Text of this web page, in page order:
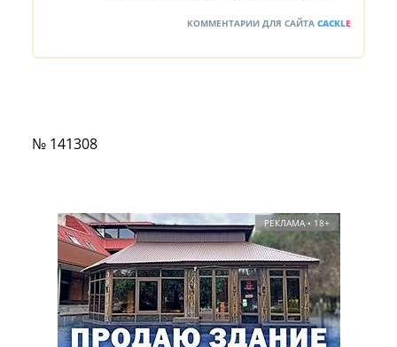
КОММЕНТАРИИ ДЛЯ САЙТА CACKLE
№ 141308
РЕКЛАМА • 18+